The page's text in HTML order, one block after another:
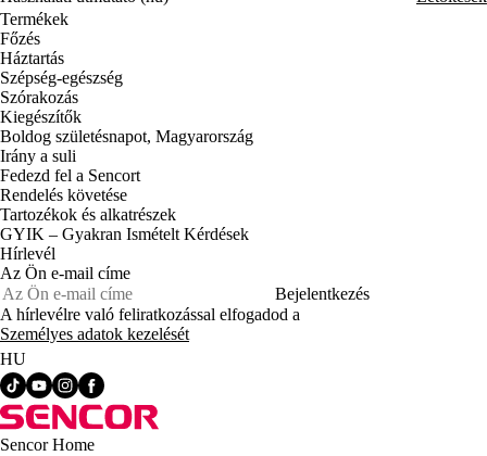
Termékek
Főzés
Háztartás
Szépség-egészség
Szórakozás
Kiegészítők
Boldog születésnapot, Magyarország
Irány a suli
Fedezd fel a Sencort
Rendelés követése
Tartozékok és alkatrészek
GYIK – Gyakran Ismételt Kérdések
Hírlevél
Az Ön e-mail címe
Bejelentkezés
A hírlevélre való feliratkozással elfogadod a
Személyes adatok kezelését
HU
Sencor Home